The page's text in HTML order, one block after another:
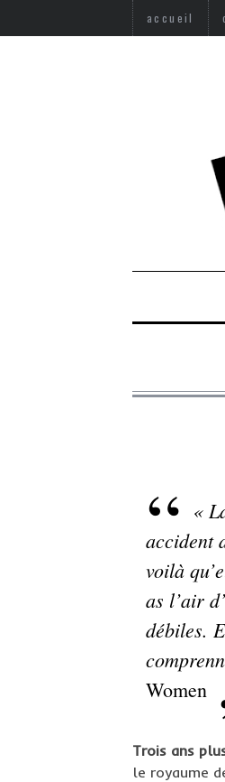
accueil
«
accident
voilà
as l’air
débiles.
Women
Trois ans
le royaume